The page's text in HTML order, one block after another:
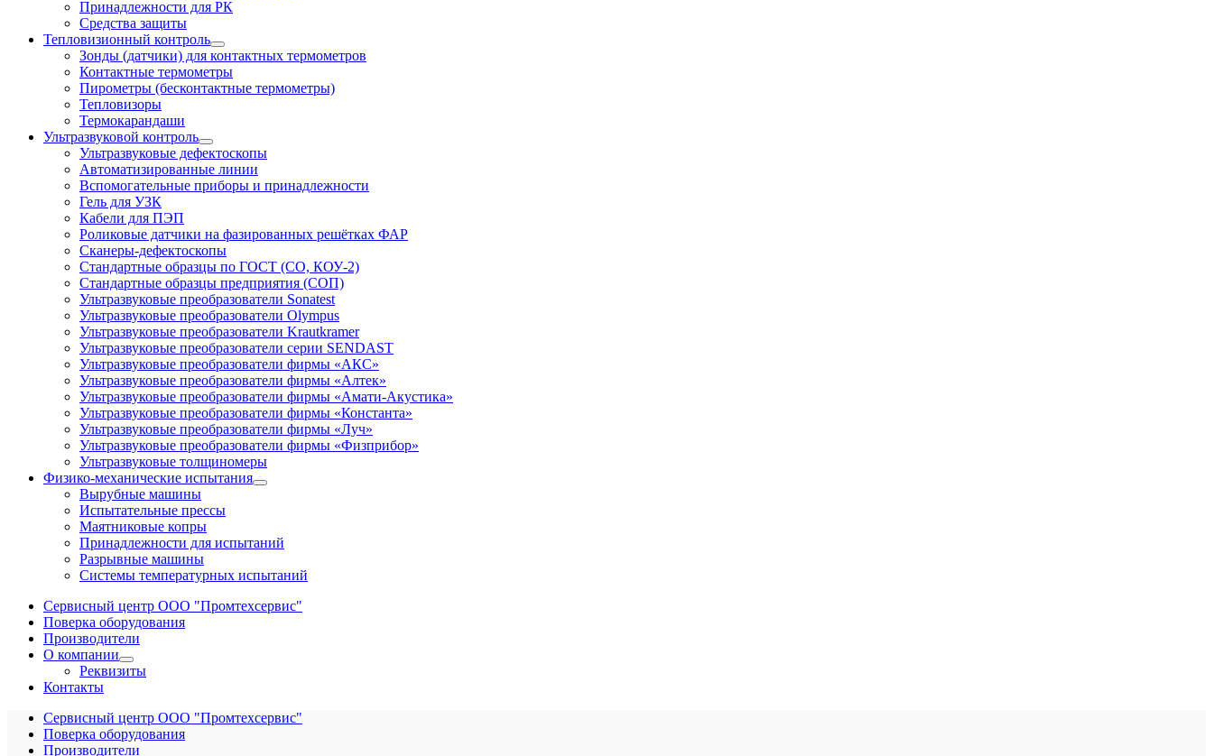
Принадлежности для РК
Средства защиты
Тепловизионный контроль
Зонды (датчики) для контактных термометров
Контактные термометры
Пирометры (бесконтактные термометры)
Тепловизоры
Термокарандаши
Ультразвуковой контроль
Ультразвуковые дефектоскопы
Автоматизированные линии
Вспомогательные приборы и принадлежности
Гель для УЗК
Кабели для ПЭП
Роликовые датчики на фазированных решётках ФАР
Сканеры-дефектоскопы
Стандартные образцы по ГОСТ (СО, КОУ-2)
Стандартные образцы предприятия (СОП)
Ультразвуковые преобразователи Sonatest
Ультразвуковые преобразователи Olympus
Ультразвуковые преобразователи Krautkramer
Ультразвуковые преобразователи серии SENDAST
Ультразвуковые преобразователи фирмы «АКС»
Ультразвуковые преобразователи фирмы «Алтек»
Ультразвуковые преобразователи фирмы «Амати-Акустика»
Ультразвуковые преобразователи фирмы «Константа»
Ультразвуковые преобразователи фирмы «Луч»
Ультразвуковые преобразователи фирмы «Физприбор»
Ультразвуковые толщиномеры
Физико-механические испытания
Вырубные машины
Испытательные прессы
Маятниковые копры
Принадлежности для испытаний
Разрывные машины
Системы температурных испытаний
Сервисный центр ООО "Промтехсервис"
Поверка оборудования
Производители
О компании
Реквизиты
Контакты
Сервисный центр ООО "Промтехсервис"
Поверка оборудования
Производители